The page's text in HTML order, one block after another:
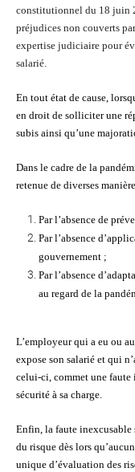
constitutionnel du 18 juin
préjudices non couverts
expertise judiciaire pour
salarié.
En tout état de cause,
en droit de solliciter une
subis ainsi qu’une
Dans le cadre de la
retenue de diverses
Par l’absence de
Par l’absence
gouvernement ;
Par l’absence
au regard de la
L’employeur qui a eu ou
expose son salarié et qui
celui-ci, commet une
sécurité à sa charge.
Enfin, la faute inexcusable
du risque dès lors
unique d’évaluation des